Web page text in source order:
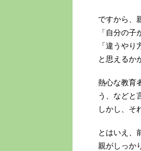
ですから、
「自分の子
「違うやり
と思えるか
熱心な教育
う、などと
しかし、そ
とはいえ、
親がしっか